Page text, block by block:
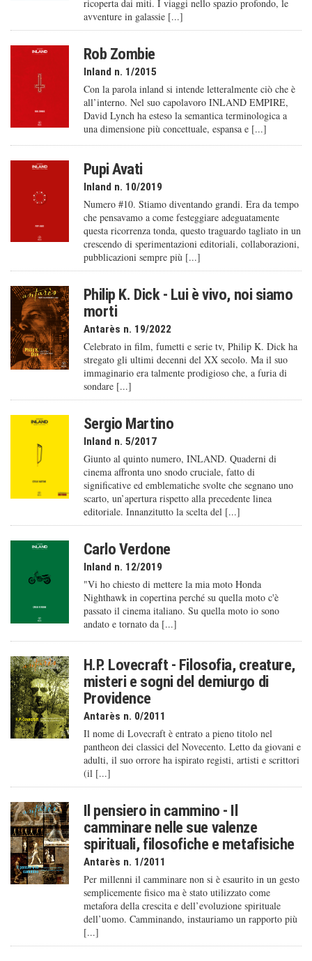
ricoperta dai miti. I viaggi nello spazio profondo, le
avventure in galassie [...]
Rob Zombie
Inland n. 1/2015
Con la parola inland si intende letteralmente ciò che è
all’interno. Nel suo capolavoro INLAND EMPIRE,
David Lynch ha esteso la semantica terminologica a
una dimensione più concettuale, espansa e [...]
Pupi Avati
Inland n. 10/2019
Numero #10. Stiamo diventando grandi. Era da tempo
che pensavamo a come festeggiare adeguatamente
questa ricorrenza tonda, questo traguardo tagliato in un
crescendo di sperimentazioni editoriali, collaborazioni,
pubblicazioni sempre più [...]
Philip K. Dick - Lui è vivo, noi siamo
morti
Antarès n. 19/2022
Celebrato in film, fumetti e serie tv, Philip K. Dick ha
stregato gli ultimi decenni del XX secolo. Ma il suo
immaginario era talmente prodigioso che, a furia di
sondare [...]
Sergio Martino
Inland n. 5/2017
Giunto al quinto numero, INLAND. Quaderni di
cinema affronta uno snodo cruciale, fatto di
significative ed emblematiche svolte che segnano uno
scarto, un’apertura rispetto alla precedente linea
editoriale. Innanzitutto la scelta del [...]
Carlo Verdone
Inland n. 12/2019
"Vi ho chiesto di mettere la mia moto Honda
Nighthawk in copertina perché su quella moto c'è
passato il cinema italiano. Su quella moto io sono
andato e tornato da [...]
H.P. Lovecraft - Filosofia, creature,
misteri e sogni del demiurgo di
Providence
Antarès n. 0/2011
Il nome di Lovecraft è entrato a pieno titolo nel
pantheon dei classici del Novecento. Letto da giovani e
adulti, il suo orrore ha ispirato registi, artisti e scrittori
(il [...]
Il pensiero in cammino - Il
camminare nelle sue valenze
spirituali, filosofiche e metafisiche
Antarès n. 1/2011
Per millenni il camminare non si è esaurito in un gesto
semplicemente fisico ma è stato utilizzato come
metafora della crescita e dell’evoluzione spirituale
dell’uomo. Camminando, instauriamo un rapporto più
[...]